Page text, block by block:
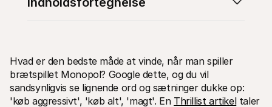
Tekniske ressourcer
Udviklerportal
Hvad er den bedste måde at vinde, når man spiller
brætspillet Monopol? Google dette, og du vil
sandsynligvis se lignende ord og sætninger dukke op:
'køb aggressivt', 'køb alt', 'magt'. En Thrillist artikel taler